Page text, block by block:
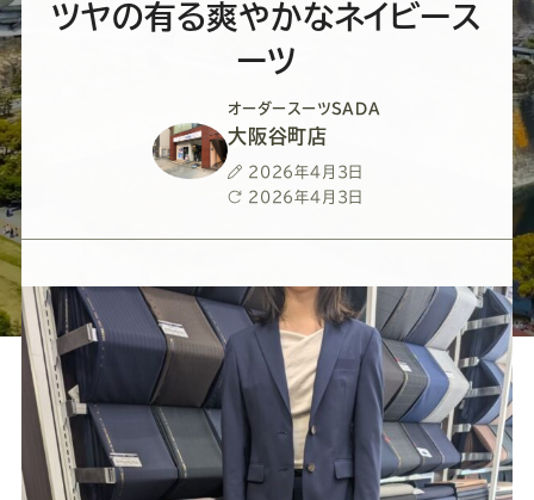
ー
ツ
SADA
の
ダ
ー
ス
ー
ツ
SADA
の
ダ
ー
ス
ー
ツ
SADA
の
ダ
ー
ス
ー
ツ
SADA
の
ダ
ー
ス
ー
ツ
SADA
の
ツヤの有る爽やかなネイビース
ーツ
オーダースーツSADA
大阪谷町店
投
稿
2026年4月3日
最
日
2026年4月3日